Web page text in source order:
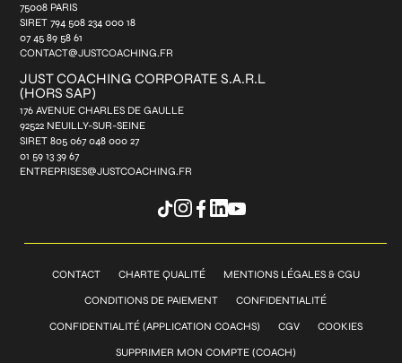
75008 PARIS
SIRET 794 508 234 000 18
07 45 89 58 61
CONTACT@JUSTCOACHING.FR
JUST COACHING CORPORATE S.A.R.L
(HORS SAP)
176 AVENUE CHARLES DE GAULLE
92522 NEUILLY-SUR-SEINE
SIRET 805 067 048 000 27
01 59 13 39 67
ENTREPRISES@JUSTCOACHING.FR
CONTACT CHARTE QUALITÉ MENTIONS LÉGALES & CGU
CONDITIONS DE PAIEMENT CONFIDENTIALITÉ
CONFIDENTIALITÉ (APPLICATION COACHS) CGV COOKIES
SUPPRIMER MON COMPTE (COACH)